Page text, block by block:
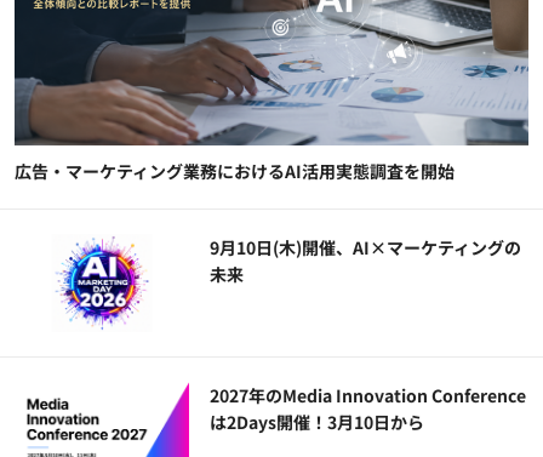
広告・マーケティング業務におけるAI活用実態調査を開始
9月10日(木)開催、AI×マーケティングの
未来
2027年のMedia Innovation Conference
は2Days開催！3月10日から